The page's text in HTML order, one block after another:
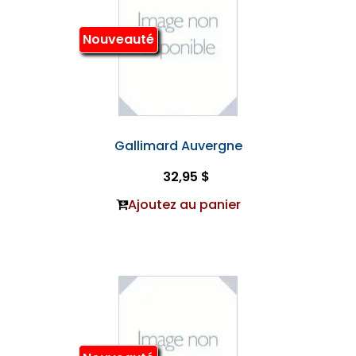
Nouveauté
Gallimard Auvergne
32,95 $
Ajoutez au panier